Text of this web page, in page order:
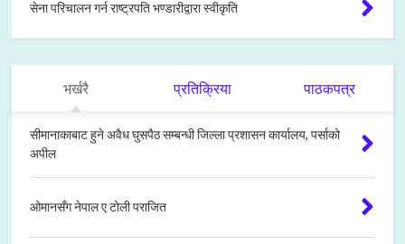
सेना परिचालन गर्न राष्ट्रपति भण्डारीद्वारा स्वीकृति
भर्खरै प्रतिक्रिया पाठकपत्र
सीमानाकाबाट हुने अवैध घुसपैठ सम्बन्धी जिल्ला प्रशासन कार्यालय, पर्साको
अपील
ओमानसँग नेपाल ए टोली पराजित